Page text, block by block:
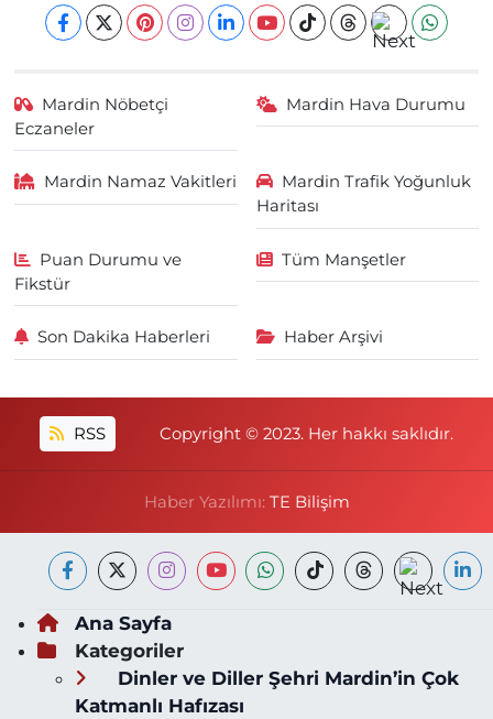
Mardin Nöbetçi
Eczaneler
Mardin Hava Durumu
Mardin Namaz Vakitleri
Mardin Trafik Yoğunluk
Haritası
Puan Durumu ve
Fikstür
Tüm Manşetler
Son Dakika Haberleri Haber Arşivi
RSS Copyright © 2023. Her hakkı saklıdır.
Haber Yazılımı: TE Bilişim
Ana Sayfa
Kategoriler
Dinler ve Diller Şehri Mardin’in Çok
Katmanlı Hafızası